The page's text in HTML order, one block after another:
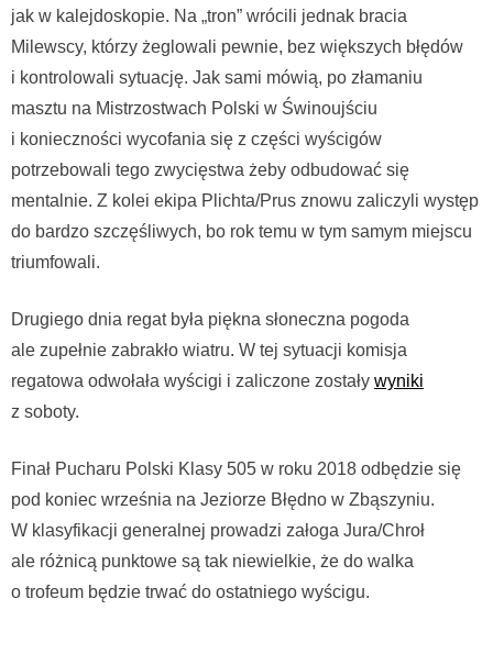
jak w kalejdoskopie. Na „tron” wrócili jednak bracia
Milewscy, którzy żeglowali pewnie, bez większych błędów
i kontrolowali sytuację. Jak sami mówią, po złamaniu
masztu na Mistrzostwach Polski w Świnoujściu
i konieczności wycofania się z części wyścigów
potrzebowali tego zwycięstwa żeby odbudować się
mentalnie. Z kolei ekipa Plichta/Prus znowu zaliczyli występ
do bardzo szczęśliwych, bo rok temu w tym samym miejscu
triumfowali.
Drugiego dnia regat była piękna słoneczna pogoda
ale zupełnie zabrakło wiatru. W tej sytuacji komisja
regatowa odwołała wyścigi i zaliczone zostały wyniki
z soboty.
Finał Pucharu Polski Klasy 505 w roku 2018 odbędzie się
pod koniec września na Jeziorze Błędno w Zbąszyniu.
W klasyfikacji generalnej prowadzi załoga Jura/Chroł
ale różnicą punktowe są tak niewielkie, że do walka
o trofeum będzie trwać do ostatniego wyścigu.